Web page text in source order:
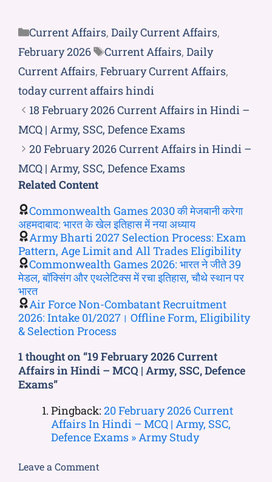
Current Affairs, Daily Current Affairs,
February 2026
Current Affairs, Daily
Current Affairs, February Current Affairs,
today current affairs hindi
18 February 2026 Current Affairs in Hindi –
MCQ | Army, SSC, Defence Exams
20 February 2026 Current Affairs in Hindi –
MCQ | Army, SSC, Defence Exams
Related Content
Commonwealth Games 2030 की मेजबानी करेगा
अहमदाबाद: भारत के खेल इतिहास में नया अध्याय
Army Bharti 2027 Selection Process: Exam
Pattern, Age Limit and All Trades Eligibility
Commonwealth Games 2026: भारत ने जीते 39
मेडल, बॉक्सिंग और एथलेटिक्स में रचा इतिहास, चौथे स्थान पर
भारत
Air Force Non-Combatant Recruitment
2026: Intake 01/2027। Offline Form, Eligibility
& Selection Process
1 thought on “19 February 2026 Current
Affairs in Hindi – MCQ | Army, SSC, Defence
Exams”
Pingback: 20 February 2026 Current
Affairs In Hindi – MCQ | Army, SSC,
Defence Exams » Army Study
Leave a Comment